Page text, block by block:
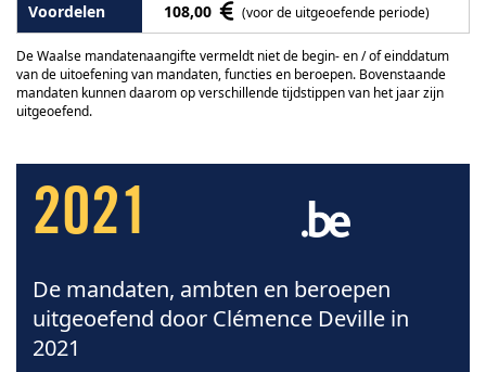
108,00 (voor de uitgeoefende periode)
De Waalse mandatenaangifte vermeldt niet de begin- en / of einddatum
van de uitoefening van mandaten, functies en beroepen. Bovenstaande
mandaten kunnen daarom op verschillende tijdstippen van het jaar zijn
uitgeoefend.
2021
De mandaten, ambten en beroepen
uitgeoefend door Clémence Deville in
2021